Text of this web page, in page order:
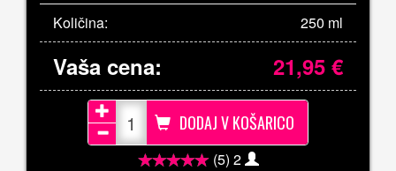
Količina: 250 ml
Vaša cena: 21,95€
DODAJ V KOŠARICO
(5) 2